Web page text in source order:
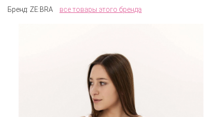
Бренд: ZE:BRA все товары этого бренда